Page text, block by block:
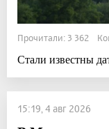
Прочитали: 3 362
Стали известны
15:19, 4 авг 2026